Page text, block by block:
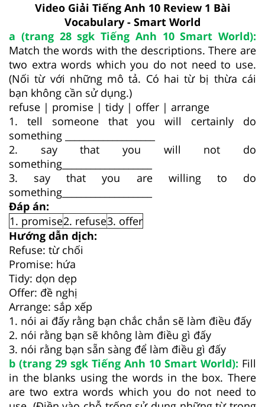
Video Giải Tiếng Anh 10 Review 1 Bài
Vocabulary - Smart World
a (trang 28 sgk Tiếng Anh 10 Smart World):
Match the words with the descriptions. There are
two extra words which you do not need to use.
(Nối từ với những mô tả. Có hai từ bị thừa cái
bạn không cần sử dụng.)
refuse | promise | tidy | offer | arrange
1. tell someone that you will certainly do
something ___________________
2. say that you will not do
something___________________
3. say that you are willing to do
something___________________
Đáp án:
1. promise2. refuse3. offer
Hướng dẫn dịch:
Refuse: từ chối
Promise: hứa
Tidy: dọn dẹp
Offer: đề nghị
Arrange: sắp xếp
1. nói ai đấy rằng bạn chắc chắn sẽ làm điều đấy
2. nói rằng bạn sẽ không làm điều gì đấy
3. nói rằng bạn sẵn sàng để làm điều gì đấy
b (trang 29 sgk Tiếng Anh 10 Smart World): Fill
in the blanks using the words in the box. There
are two extra words which you do not need to